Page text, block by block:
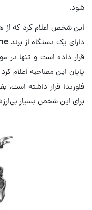
شود.
این شخص اعلام کرد که از
قرار داده است و تنها در
پایان این مصاحبه اعلام
فلوریدا قرار داشته است،
برای این شخص بسیار